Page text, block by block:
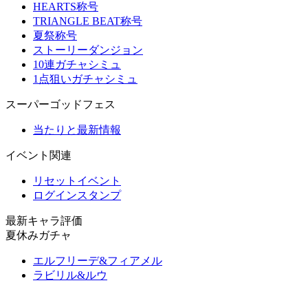
HEARTS称号
TRIANGLE BEAT称号
夏祭称号
ストーリーダンジョン
10連ガチャシミュ
1点狙いガチャシミュ
スーパーゴッドフェス
当たりと最新情報
イベント関連
リセットイベント
ログインスタンプ
最新キャラ評価
夏休みガチャ
エルフリーデ&フィアメル
ラビリル&ルウ